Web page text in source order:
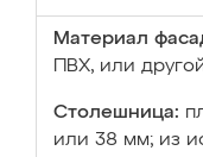
Материал
ПВХ, или
Столешница:
или 38 мм; из